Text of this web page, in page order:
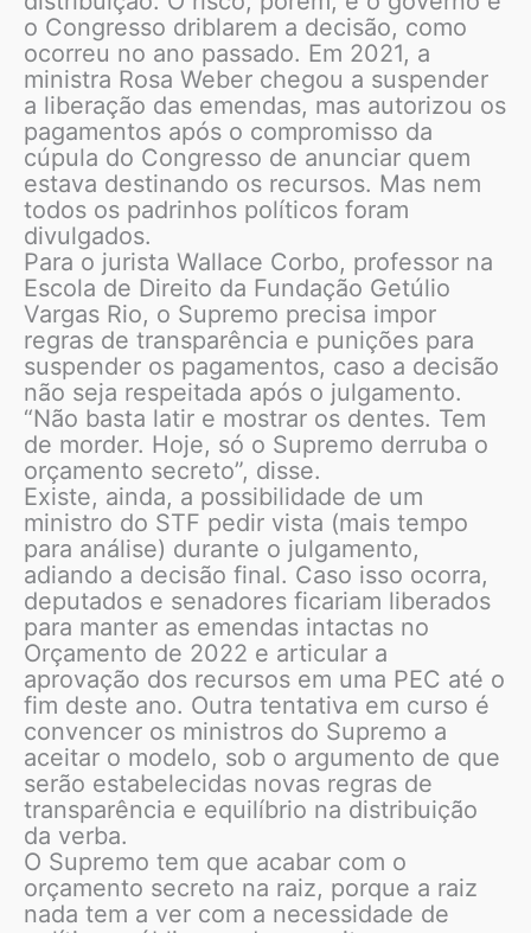
o Congresso driblarem a decisão, como
ocorreu no ano passado. Em 2021, a
ministra Rosa Weber chegou a suspender
a liberação das emendas, mas autorizou os
pagamentos após o compromisso da
cúpula do Congresso de anunciar quem
estava destinando os recursos. Mas nem
todos os padrinhos políticos foram
divulgados.
Para o jurista Wallace Corbo, professor na
Escola de Direito da Fundação Getúlio
Vargas Rio, o Supremo precisa impor
regras de transparência e punições para
suspender os pagamentos, caso a decisão
não seja respeitada após o julgamento.
“Não basta latir e mostrar os dentes. Tem
de morder. Hoje, só o Supremo derruba o
orçamento secreto”, disse.
Existe, ainda, a possibilidade de um
ministro do STF pedir vista (mais tempo
para análise) durante o julgamento,
adiando a decisão final. Caso isso ocorra,
deputados e senadores ficariam liberados
para manter as emendas intactas no
Orçamento de 2022 e articular a
aprovação dos recursos em uma PEC até o
fim deste ano. Outra tentativa em curso é
convencer os ministros do Supremo a
aceitar o modelo, sob o argumento de que
serão estabelecidas novas regras de
transparência e equilíbrio na distribuição
da verba.
O Supremo tem que acabar com o
orçamento secreto na raiz, porque a raiz
nada tem a ver com a necessidade de